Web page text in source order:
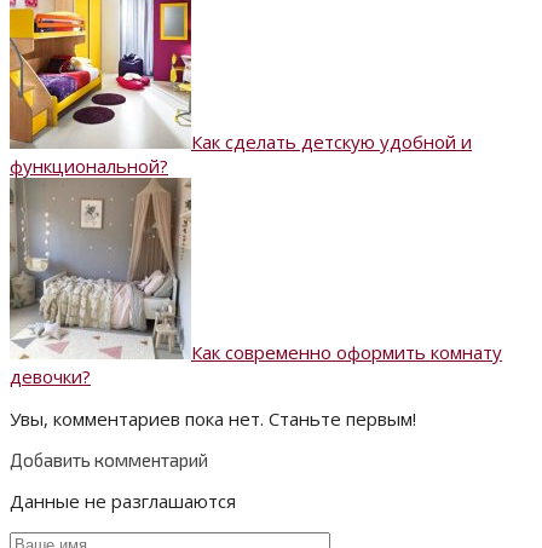
Как сделать детскую удобной и
функциональной?
Как современно оформить комнату
девочки?
Увы, комментариев пока нет. Станьте первым!
Добавить комментарий
Данные не разглашаются